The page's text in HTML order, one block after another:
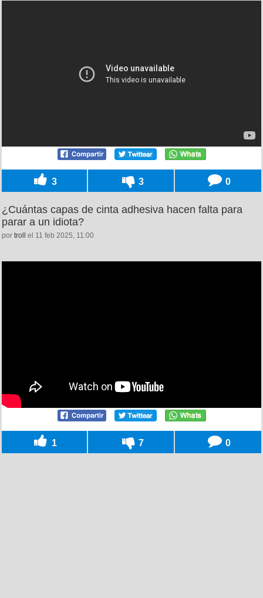
3 3 0
¿Cuántas capas de cinta adhesiva hacen falta para
parar a un idiota?
por troll el 11 feb 2025, 11:00
1 7 0